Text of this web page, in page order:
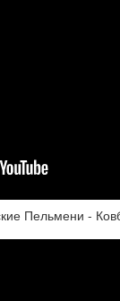
Пельмени -